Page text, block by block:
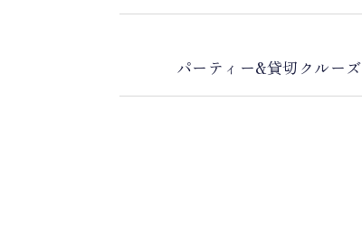
パーティー&貸切クルーズ